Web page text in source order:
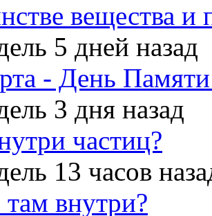
вещества и
5 дней назад
- День
3 дня назад
частиц?
13 часов
внутри?